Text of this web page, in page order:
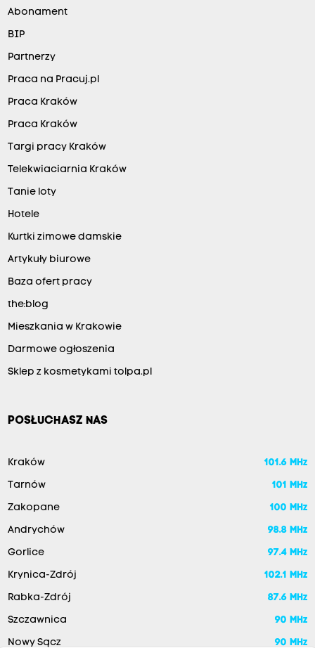
Abonament
BIP
Partnerzy
Praca na Pracuj.pl
Praca Kraków
Praca Kraków
Targi pracy Kraków
Telekwiaciarnia Kraków
Tanie loty
Hotele
Kurtki zimowe damskie
Artykuły biurowe
Baza ofert pracy
the:blog
Mieszkania w Krakowie
Darmowe ogłoszenia
Sklep z kosmetykami tolpa.pl
POSŁUCHASZ NAS
Kraków 101.6 MHz
Tarnów 101 MHz
Zakopane 100 MHz
Andrychów 98.8 MHz
Gorlice 97.4 MHz
Krynica-Zdrój 102.1 MHz
Rabka-Zdrój 87.6 MHz
Szczawnica 90 MHz
Nowy Sącz 90 MHz